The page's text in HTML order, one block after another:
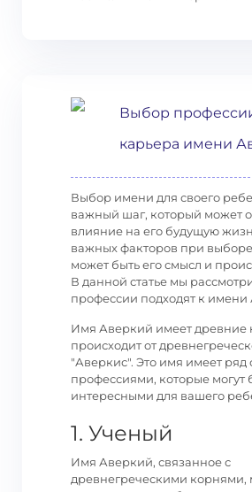
Выбор
карьера имени
Выбор имени для своего
важный шаг, который может
влияние на его будущую
важных факторов при
может быть его смысл и
В данной статье мы
профессии подходят к имени
Имя Аверкий имеет древние
происходит от
"Аверкис". Это имя имеет ряд
профессиями, которые могут
интересными для вашего
1. Ученый
Имя Аверкий, связанное с
древнегреческими корнями,